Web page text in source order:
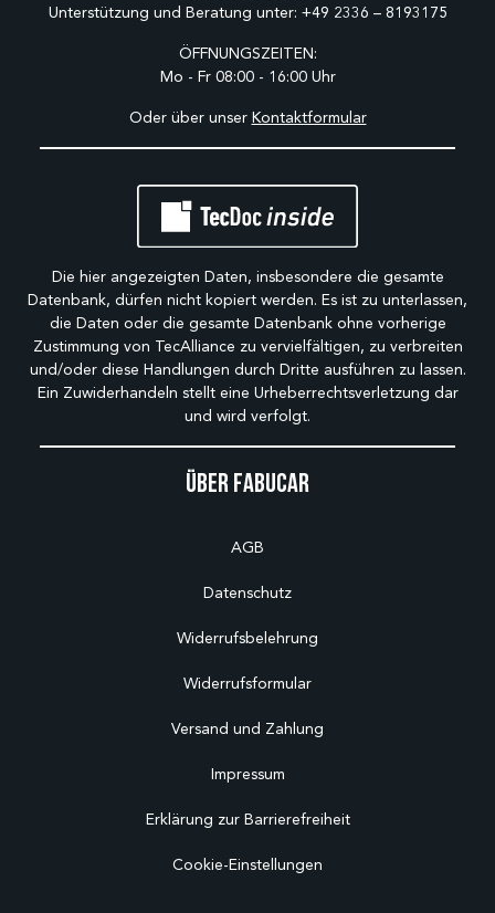
Über Fabucar
AGB
Datenschutz
Widerrufsbelehrung
Widerrufsformular
Versand und Zahlung
Impressum
Erklärung zur Barrierefreiheit
Cookie-Einstellungen
Unterstützung und Beratung unter: +49 2336 – 8193175
ÖFFNUNGSZEITEN:
Mo - Fr 08:00 - 16:00 Uhr
Oder über unser Kontaktformular
Die hier angezeigten Daten, insbesondere die gesamte
Datenbank, dürfen nicht kopiert werden. Es ist zu unterlassen,
die Daten oder die gesamte Datenbank ohne vorherige
Zustimmung von TecAlliance zu vervielfältigen, zu verbreiten
und/oder diese Handlungen durch Dritte ausführen zu lassen.
Ein Zuwiderhandeln stellt eine Urheberrechtsverletzung dar
und wird verfolgt.